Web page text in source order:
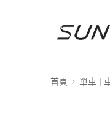
首頁 單車 |